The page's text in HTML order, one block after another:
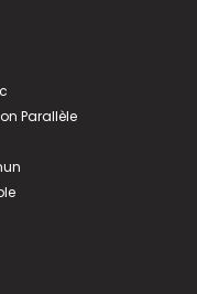
Parallèle